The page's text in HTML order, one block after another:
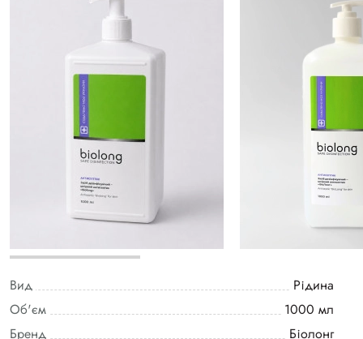
Вид
Рідина
Об'єм
1000 мл
Бренд
Біолонг